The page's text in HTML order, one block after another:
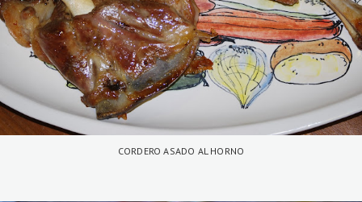
CORDERO ASADO AL HORNO